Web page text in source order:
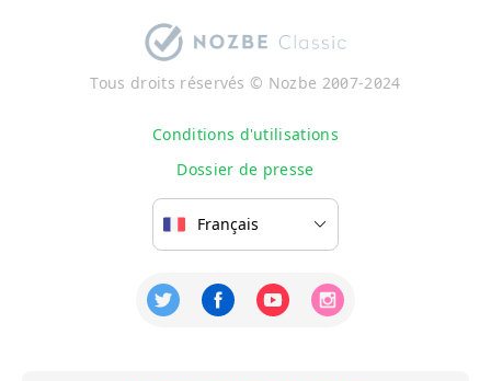
Tous droits réservés © Nozbe 2007-2024
Conditions d'utilisations
Dossier de presse